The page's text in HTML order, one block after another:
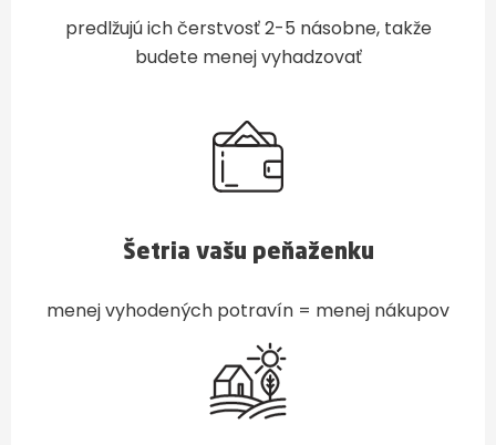
predlžujú ich čerstvosť 2-5 násobne, takže
budete menej vyhadzovať
Šetria vašu peňaženku
menej vyhodených potravín = menej nákupov